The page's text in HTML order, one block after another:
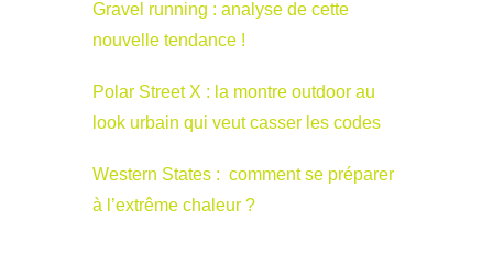
Gravel running : analyse de cette
nouvelle tendance !
Polar Street X : la montre outdoor au
look urbain qui veut casser les codes
Western States : comment se préparer
à l’extrême chaleur ?